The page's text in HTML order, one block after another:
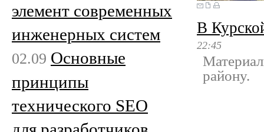
В
22:45
району.
элемент современных
инженерных систем
02.09 Основные
принципы
технического SEO